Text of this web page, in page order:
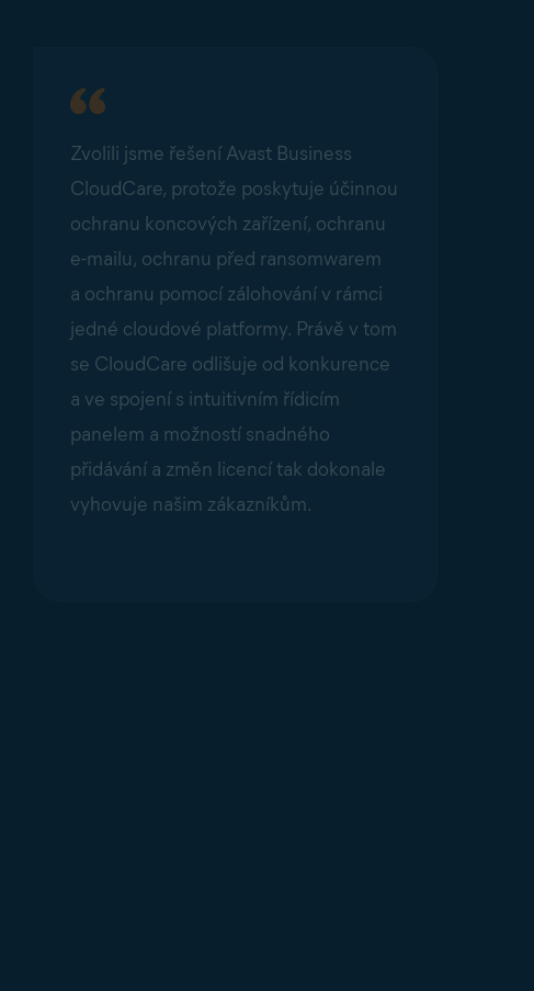
Zvolili jsme řešení Avast Business
CloudCare, protože poskytuje účinnou
ochranu koncových zařízení, ochranu
e-mailu, ochranu před ransomwarem
a ochranu pomocí zálohování v rámci
jedné cloudové platformy. Právě v tom
se CloudCare odlišuje od konkurence
a ve spojení s intuitivním řídicím
panelem a možností snadného
přidávání a změn licencí tak dokonale
vyhovuje našim zákazníkům.